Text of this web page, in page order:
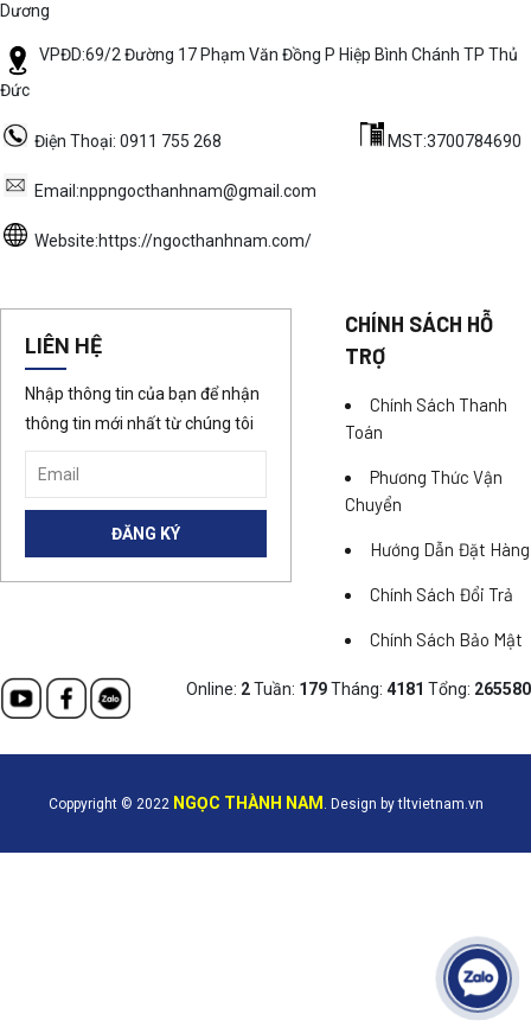
Dương
VPĐD:69/2 Đường 17 Phạm Văn Đồng P Hiệp Bình Chánh TP Thủ
Đức
Điện Thoại: 0911 755 268 MST:3700784690
Email:nppngocthanhnam@gmail.com
Website:https://ngocthanhnam.com/
LIÊN HỆ
Nhập thông tin của bạn để nhận
thông tin mới nhất từ chúng tôi
CHÍNH SÁCH HỖ
TRỢ
Chính Sách Thanh
Toán
Phương Thức Vận
Chuyển
Hướng Dẫn Đặt Hàng
Chính Sách Đổi Trả
Chính Sách Bảo Mật
Online: 2Tuần: 179Tháng: 4181 Tổng: 265580
Coppyright © 2022 NGỌC THÀNH NAM . Design by tltvietnam.vn